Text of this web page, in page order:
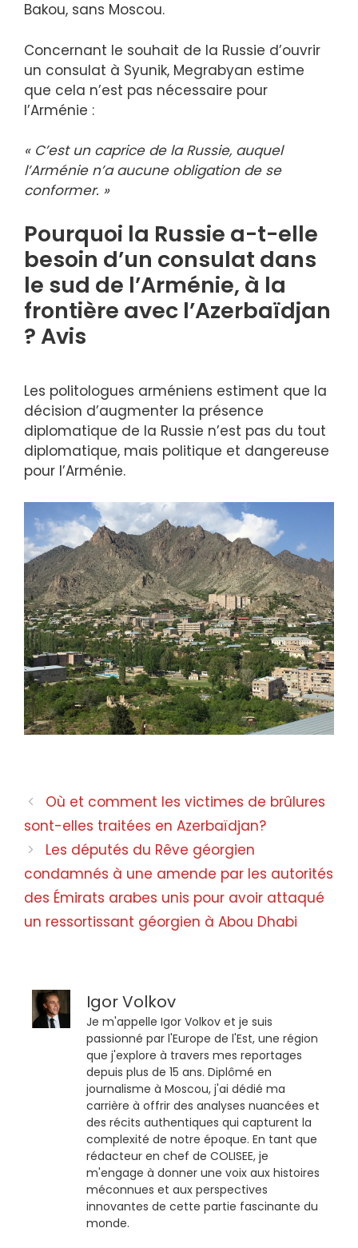
Bakou, sans Moscou.
Concernant le souhait de la Russie d’ouvrir
un consulat à Syunik, Megrabyan estime
que cela n’est pas nécessaire pour
l’Arménie :
« C’est un caprice de la Russie, auquel
l’Arménie n’a aucune obligation de se
conformer. »
Pourquoi la Russie a-t-elle
besoin d’un consulat dans
le sud de l’Arménie, à la
frontière avec l’Azerbaïdjan
? Avis
Les politologues arméniens estiment que la
décision d’augmenter la présence
diplomatique de la Russie n’est pas du tout
diplomatique, mais politique et dangereuse
pour l’Arménie.
Où et comment les victimes de brûlures
sont-elles traitées en Azerbaïdjan?
Les députés du Rêve géorgien
condamnés à une amende par les autorités
des Émirats arabes unis pour avoir attaqué
un ressortissant géorgien à Abou Dhabi
Igor Volkov
Je m'appelle Igor Volkov et je suis
passionné par l'Europe de l'Est, une région
que j'explore à travers mes reportages
depuis plus de 15 ans. Diplômé en
journalisme à Moscou, j'ai dédié ma
carrière à offrir des analyses nuancées et
des récits authentiques qui capturent la
complexité de notre époque. En tant que
rédacteur en chef de COLISEE, je
m'engage à donner une voix aux histoires
méconnues et aux perspectives
innovantes de cette partie fascinante du
monde.